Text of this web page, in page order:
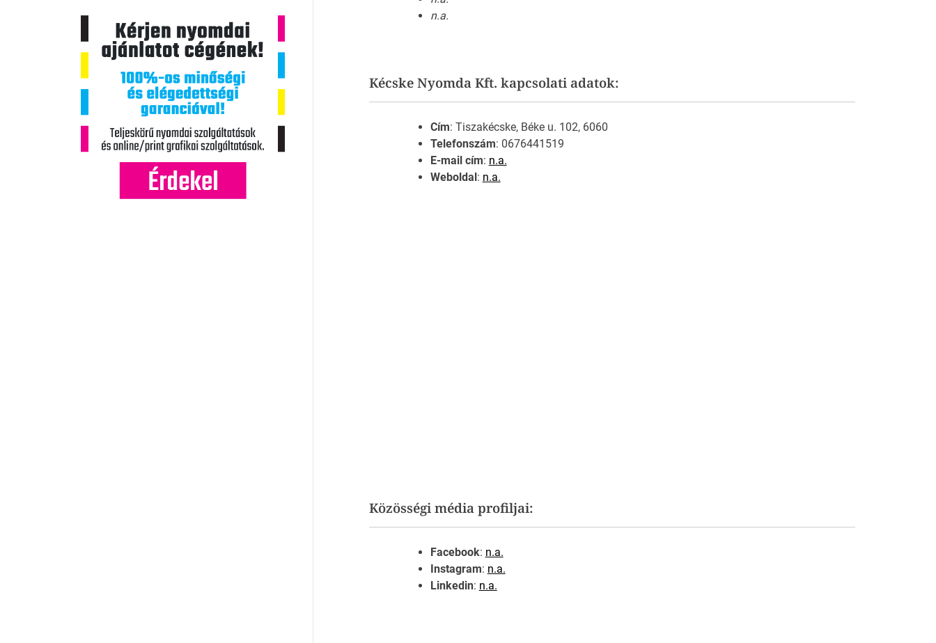
n.a.
Kécske Nyomda Kft. kapcsolati adatok:
Cím: Tiszakécske, Béke u. 102, 6060
Telefonszám: 0676441519
E-mail cím: n.a.
Weboldal: n.a.
Közösségi média profiljai:
Facebook: n.a.
Instagram: n.a.
Linkedin: n.a.